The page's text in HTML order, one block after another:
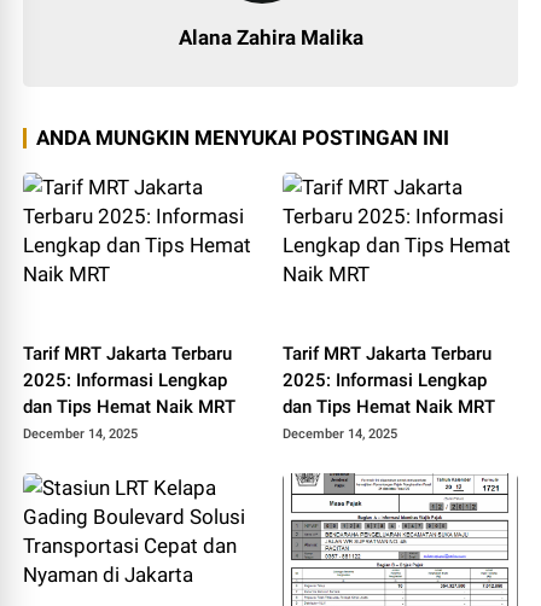
Alana Zahira Malika
ANDA MUNGKIN MENYUKAI POSTINGAN INI
Tarif MRT Jakarta Terbaru
2025: Informasi Lengkap
dan Tips Hemat Naik MRT
December 14, 2025
Tarif MRT Jakarta Terbaru
2025: Informasi Lengkap
dan Tips Hemat Naik MRT
December 14, 2025